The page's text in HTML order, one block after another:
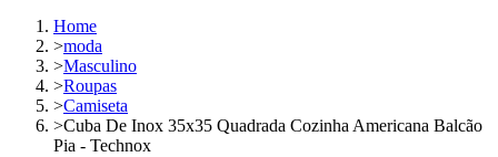
Home
>moda
>Masculino
>Roupas
>Camiseta
>Cuba De Inox 35x35 Quadrada Cozinha Americana Balcão
Pia - Technox